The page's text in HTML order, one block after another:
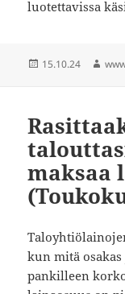
luotettavissa
Julkaistu
15.10.24
maksaa
kun mitä
pankilleen